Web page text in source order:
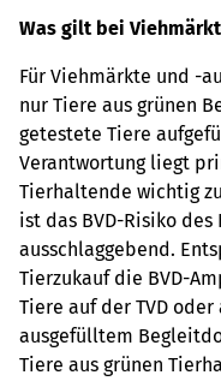
Was gilt bei
Für Viehmärkte und -
nur Tiere aus grünen
getestete Tiere
Verantwortung liegt
Tierhaltende wichtig
ist das BVD-Risiko
ausschlaggebend.
Tierzukauf die BVD-
Tiere auf der TVD
ausgefülltem
Tiere aus grünen